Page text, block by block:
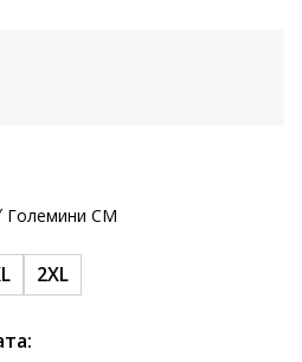
Големини CM
2XL